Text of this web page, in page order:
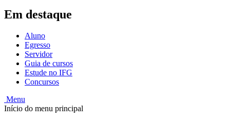
Em destaque
Aluno
Egresso
Servidor
Guia de cursos
Estude no IFG
Concursos
Menu
Início do menu principal